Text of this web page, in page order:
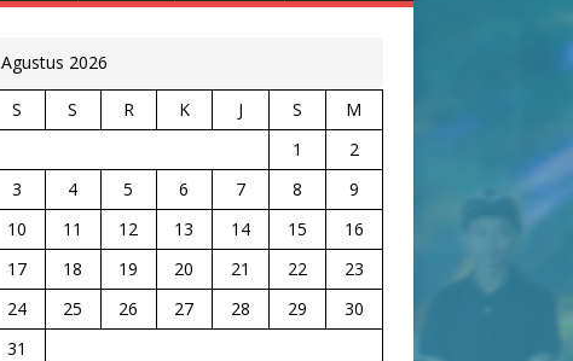
Agustus 2026
S S R K J S
M
1
2
3
4 5 6 7 8
9
10
11 12 13 14 15
16
17
18 19 20 21 22
23
24
25 26 27 28 29
30
31